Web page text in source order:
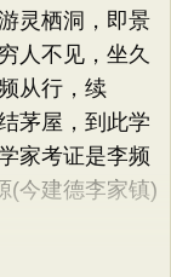
灵栖洞，即景
人不见，坐久
从行，续
茅屋，到此学
家考证是李频
(今建德李家镇)